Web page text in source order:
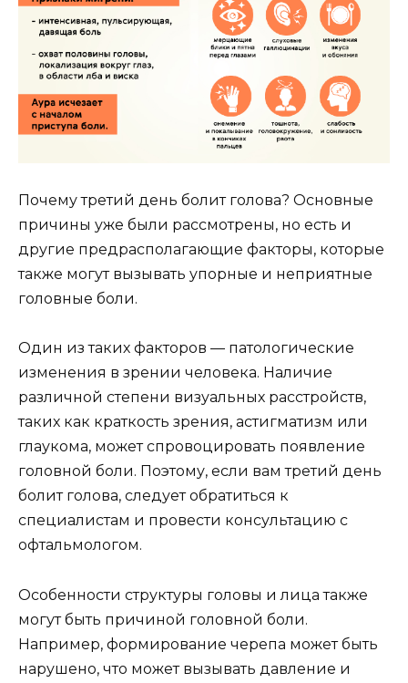
Почему третий день болит голова? Основные
причины уже были рассмотрены, но есть и
другие предрасполагающие факторы, которые
также могут вызывать упорные и неприятные
головные боли.
Один из таких факторов — патологические
изменения в зрении человека. Наличие
различной степени визуальных расстройств,
таких как краткость зрения, астигматизм или
глаукома, может спровоцировать появление
головной боли. Поэтому, если вам третий день
болит голова, следует обратиться к
специалистам и провести консультацию с
офтальмологом.
Особенности структуры головы и лица также
могут быть причиной головной боли.
Например, формирование черепа может быть
нарушено, что может вызывать давление и